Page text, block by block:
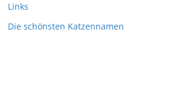
Links
Die schönsten Katzennamen